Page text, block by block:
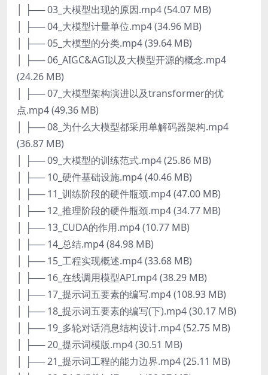
│ ├── 03_大模型出现的原因.mp4 (54.07 MB)
│ ├── 04_大模型计量单位.mp4 (34.96 MB)
│ ├── 05_大模型的分类.mp4 (39.64 MB)
│ ├── 06_AIGC&AGI以及大模型开源的概念.mp4
(24.26 MB)
│ ├── 07_大模型架构演进以及transformer的优
点.mp4 (49.36 MB)
│ ├── 08_为什么大模型都采用单解码器架构.mp4
(36.87 MB)
│ ├── 09_大模型的训练范式.mp4 (25.86 MB)
│ ├── 10_硬件基础设施.mp4 (40.46 MB)
│ ├── 11_训练阶段的硬件瓶颈.mp4 (47.00 MB)
│ ├── 12_推理阶段的硬件瓶颈.mp4 (34.77 MB)
│ ├── 13_CUDA的作用.mp4 (10.77 MB)
│ ├── 14_总结.mp4 (84.98 MB)
│ ├── 15_工程实现概述.mp4 (33.68 MB)
│ ├── 16_在线调用模型API.mp4 (38.29 MB)
│ ├── 17_提示词五要素的编写.mp4 (108.93 MB)
│ ├── 18_提示词五要素的编写(下).mp4 (30.17 MB)
│ ├── 19_多轮对话消息结构设计.mp4 (52.75 MB)
│ ├── 20_提示词模版.mp4 (30.51 MB)
│ ├── 21_提示词工程的能力边界.mp4 (25.11 MB)